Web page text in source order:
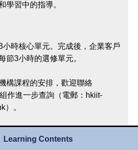
學習中的指導。
時核心單元。完成後，企業客戶
節3小時的選修單元。
構課程的安排，歡迎聯絡
作進一步查詢（電郵：hkiit-
）。
Learning Contents